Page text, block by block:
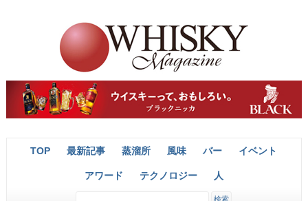
TOP 最新記事 蒸溜所 風味 バー イベント
アワード テクノロジー 人